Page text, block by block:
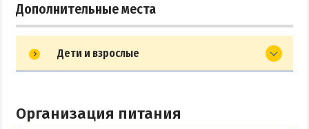
Дополнительные места
Дети и взрослые
Организация питания